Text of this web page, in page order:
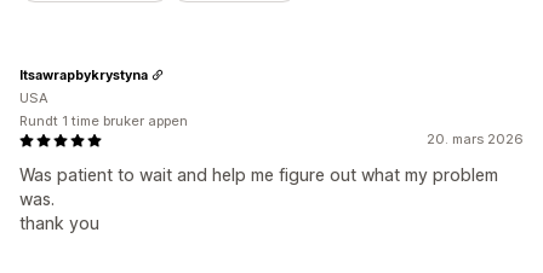
20. mars 2026
Was patient to wait and help me figure out what my problem
was.
thank you
Itsawrapbykrystyna
USA
Rundt 1 time bruker appen